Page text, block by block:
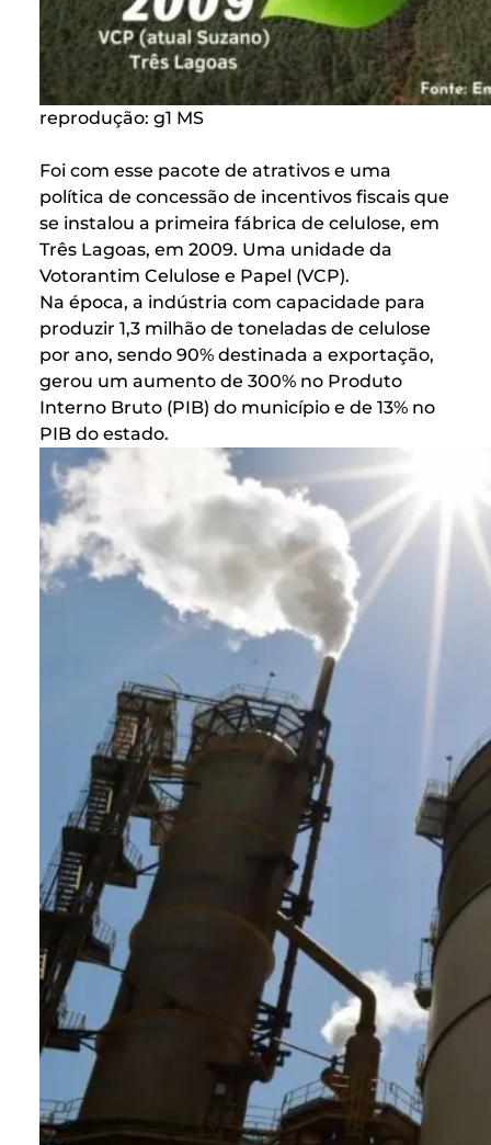
reprodução: g1 MS
Foi com esse pacote de atrativos e uma
política de concessão de incentivos fiscais que
se instalou a primeira fábrica de celulose, em
Três Lagoas, em 2009. Uma unidade da
Votorantim Celulose e Papel (VCP).
Na época, a indústria com capacidade para
produzir 1,3 milhão de toneladas de celulose
por ano, sendo 90% destinada a exportação,
gerou um aumento de 300% no Produto
Interno Bruto (PIB) do município e de 13% no
PIB do estado.